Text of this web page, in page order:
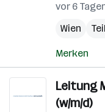
vor 6
Wien
Merken
Leitung
(w/m/d)